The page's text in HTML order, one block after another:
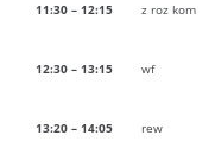
11:30 – 12:15 z roz kom
12:30 – 13:15 wf
13:20 – 14:05 rew